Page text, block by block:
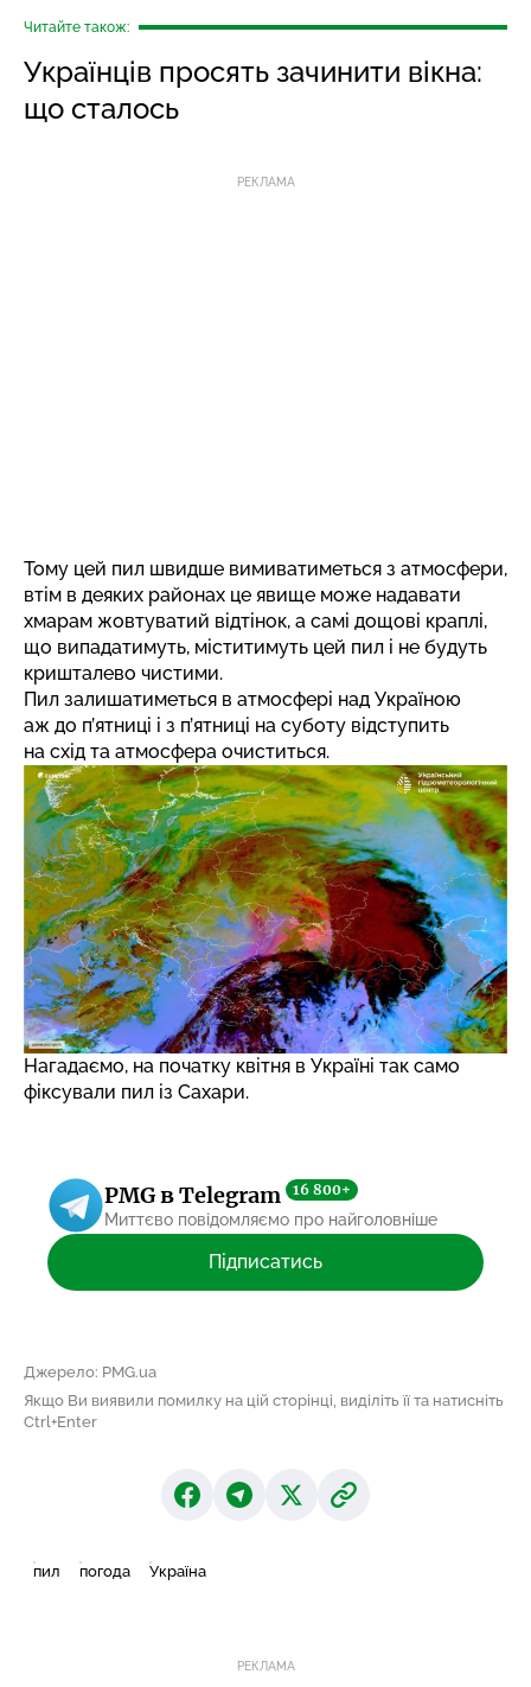
Читайте також:
Українців просять зачинити вікна:
що сталось
РЕКЛАМА
Тому цей пил швидше вимиватиметься з атмосфери,
втім в деяких районах це явище може надавати
хмарам жовтуватий відтінок, а самі дощові краплі,
що випадатимуть, міститимуть цей пил і не будуть
кришталево чистими.
Пил залишатиметься в атмосфері над Україною
аж до п’ятниці і з п’ятниці на суботу відступить
на схід та атмосфера очиститься.
Нагадаємо, на початку квітня в Україні так само
фіксували пил із Сахари.
PMG в Telegram 16 800+
Миттєво повідомляємо про найголовніше
Підписатись
Джерело: PMG.ua
Якщо Ви виявили помилку на цій сторінці, виділіть її та натисніть
Ctrl+Enter
пил погода Україна
РЕКЛАМА